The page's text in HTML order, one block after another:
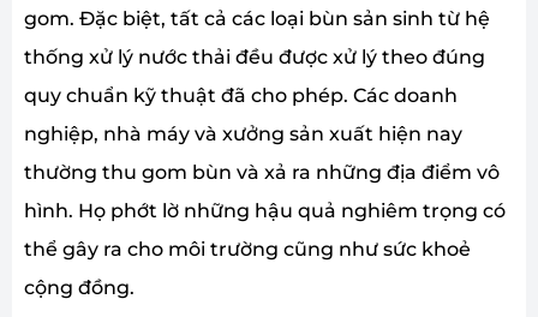
gom. Đặc biệt, tất cả các loại bùn sản sinh từ hệ
thống xử lý nước thải đều được xử lý theo đúng
quy chuẩn kỹ thuật đã cho phép. Các doanh
nghiệp, nhà máy và xưởng sản xuất hiện nay
thường thu gom bùn và xả ra những địa điểm vô
hình. Họ phớt lờ những hậu quả nghiêm trọng có
thể gây ra cho môi trường cũng như sức khoẻ
cộng đồng.